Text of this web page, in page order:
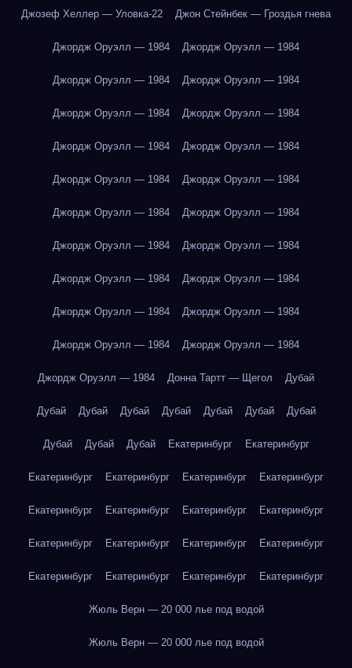
Джозеф Хеллер — Уловка-22 Джон Стейнбек — Гроздья гнева
Джордж Оруэлл — 1984 Джордж Оруэлл — 1984
Джордж Оруэлл — 1984 Джордж Оруэлл — 1984
Джордж Оруэлл — 1984 Джордж Оруэлл — 1984
Джордж Оруэлл — 1984 Джордж Оруэлл — 1984
Джордж Оруэлл — 1984 Джордж Оруэлл — 1984
Джордж Оруэлл — 1984 Джордж Оруэлл — 1984
Джордж Оруэлл — 1984 Джордж Оруэлл — 1984
Джордж Оруэлл — 1984 Джордж Оруэлл — 1984
Джордж Оруэлл — 1984 Джордж Оруэлл — 1984
Джордж Оруэлл — 1984 Джордж Оруэлл — 1984
Джордж Оруэлл — 1984 Донна Тартт — Щегол Дубай
Дубай Дубай Дубай Дубай Дубай Дубай Дубай
Дубай Дубай Дубай Екатеринбург Екатеринбург
Екатеринбург Екатеринбург Екатеринбург Екатеринбург
Екатеринбург Екатеринбург Екатеринбург Екатеринбург
Екатеринбург Екатеринбург Екатеринбург Екатеринбург
Екатеринбург Екатеринбург Екатеринбург Екатеринбург
Жюль Верн — 20 000 лье под водой
Жюль Верн — 20 000 лье под водой